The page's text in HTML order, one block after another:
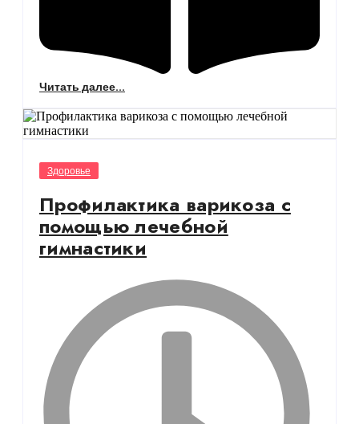
Читать далее...
Здоровье
Профилактика варикоза с
помощью лечебной
гимнастики